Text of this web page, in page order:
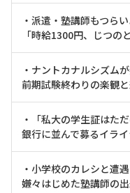
・派遣・塾講師もつら
「時給1300円、じつの
・ナントカナルシズム
前期試験終わりの楽観
・「私大の学生証はただ
銀行に並んで募るイライ
・小学校のカレシと遭遇
嫌々はじめた塾講師の